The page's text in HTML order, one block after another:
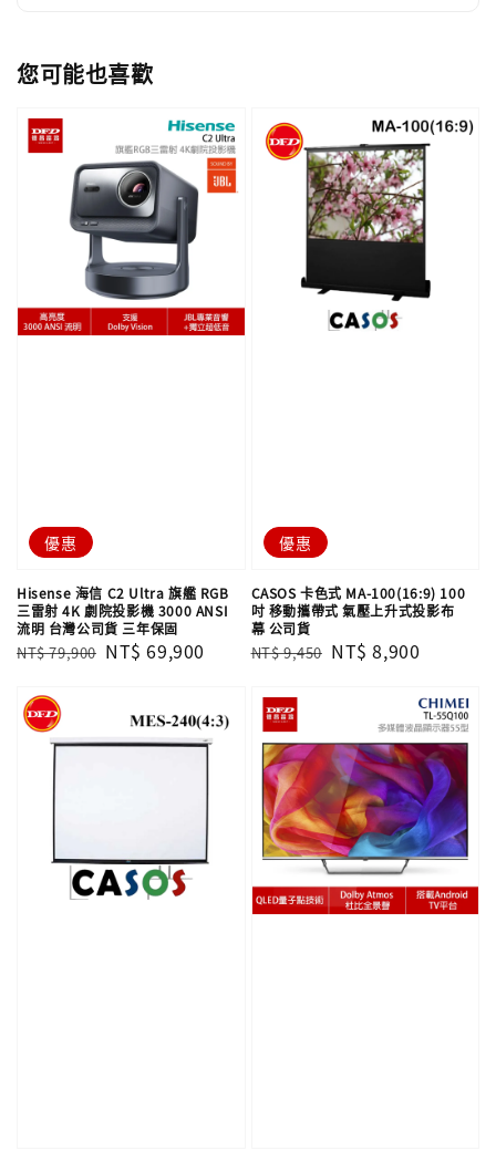
您可能也喜歡
優惠
Hisense 海信 C2 Ultra 旗艦 RGB
三雷射 4K 劇院投影機 3000 ANSI
流明 台灣公司貨 三年保固
Regular
NT$ 79,900 Sale
NT$ 69,900
優惠
CASOS 卡色式 MA-100(16:9) 100
吋 移動攜帶式 氣壓上升式投影布
幕 公司貨
Regular
NT$ 9,450 Sale
NT$ 8,900